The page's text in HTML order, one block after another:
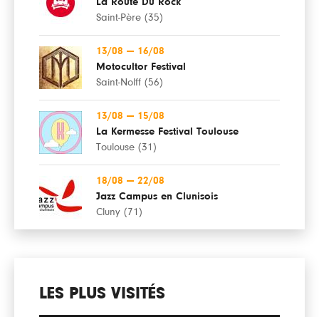
Saint-Père (35)
13/08 — 16/08
Motocultor Festival
Saint-Nolff (56)
13/08 — 15/08
La Kermesse Festival Toulouse
Toulouse (31)
18/08 — 22/08
Jazz Campus en Clunisois
Cluny (71)
LES PLUS VISITÉS